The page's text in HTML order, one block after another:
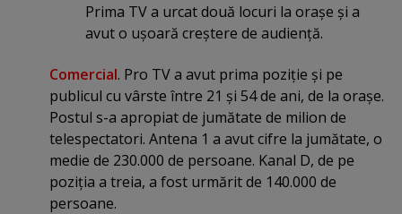
Prima TV a urcat două locuri la oraşe şi a
avut o uşoară creştere de audienţă.
Comercial. Pro TV a avut prima poziţie şi pe
publicul cu vârste între 21 şi 54 de ani, de la oraşe.
Postul s-a apropiat de jumătate de milion de
telespectatori. Antena 1 a avut cifre la jumătate, o
medie de 230.000 de persoane. Kanal D, de pe
poziţia a treia, a fost urmărit de 140.000 de
persoane.